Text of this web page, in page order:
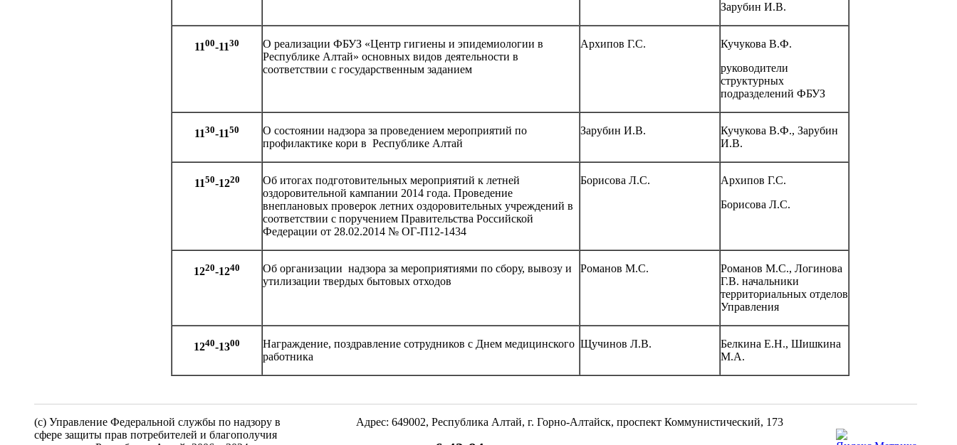
Зарубин И.В.
1100-1130
О реализации ФБУЗ «Центр гигиены и эпидемиологии в
Республике Алтай» основных видов деятельности в
соответствии с государственным заданием
Архипов Г.С.
Кучукова В.Ф.
руководители
структурных
подразделений ФБУЗ
1130-1150
О состоянии надзора за проведением мероприятий по
профилактике кори в Республике Алтай
Зарубин И.В.
Кучукова В.Ф., Зарубин
И.В.
1150-1220
Об итогах подготовительных мероприятий к летней
оздоровительной кампании 2014 года. Проведение
внеплановых проверок летних оздоровительных учреждений в
соответствии с поручением Правительства Российской
Федерации от 28.02.2014 № ОГ-П12-1434
Борисова Л.С.
Архипов Г.С.
Борисова Л.С.
1220-1240
Об организации надзора за мероприятиями по сбору, вывозу и
утилизации твердых бытовых отходов
Романов М.С.
Романов М.С., Логинова
Г.В. начальники
территориальных отделов
Управления
1240-1300
Награждение, поздравление сотрудников с Днем медицинского
работника
Щучинов Л.В.
Белкина Е.Н., Шишкина
М.А.
(c) Управление Федеральной службы по надзору в
сфере защиты прав потребителей и благополучия
Адрес: 649002, Республика Алтай, г. Горно-Алтайск, проспект Коммунистический, 173